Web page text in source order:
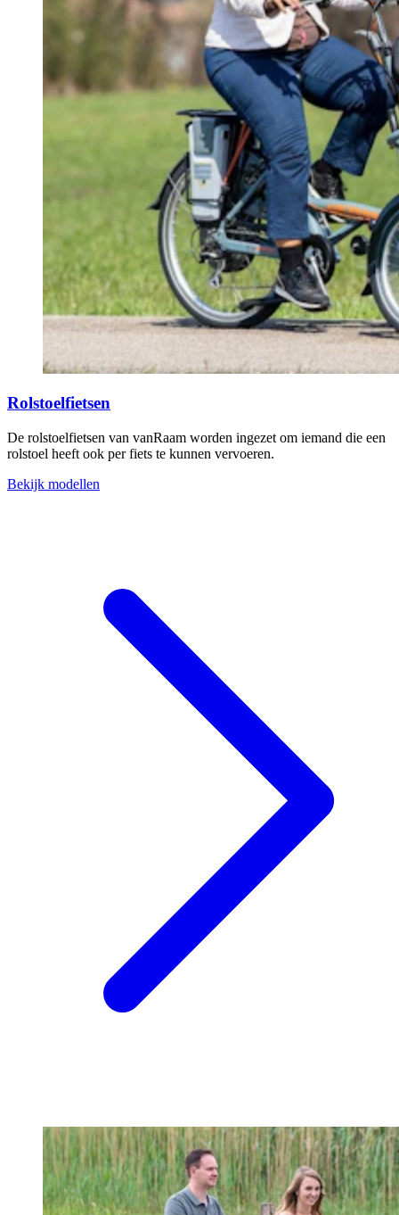
Rolstoelfietsen
De rolstoelfietsen van vanRaam worden ingezet om iemand die een
rolstoel heeft ook per fiets te kunnen vervoeren.
Bekijk modellen